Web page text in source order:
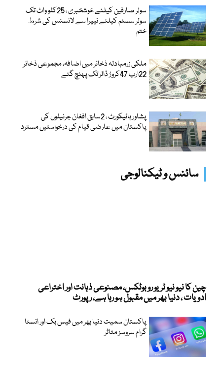
سولر صارفین کیلئے خوشخبری ، 25کلو واٹ تک
سولر سسٹم کیلئے نیپرا سے لائسنس کی شرط
ختم
ملکی زرمبادلہ ذخائر میں اضافہ، مجموعی ذخائر
22ارب 47کروڑ ڈالر تک پہنچ گئے
پشاور ہائیکورٹ ، 2سابق افغان جرنیلوں کی
پاکستان میں عارضی قیام کی درخواستیں مسترد
سائنس و ٹیکنالوجی
چین کا نیو نیو ٹریو روبوٹکس، مصنوعی ذہانت اور اختراعی
ادویات ، دنیا بھر میں مقبول ہو رہا ہے، رپورٹ
پاکستان سمیت دنیا بھر میں فیس بک اور انسٹا
گرام سروسز متاثر